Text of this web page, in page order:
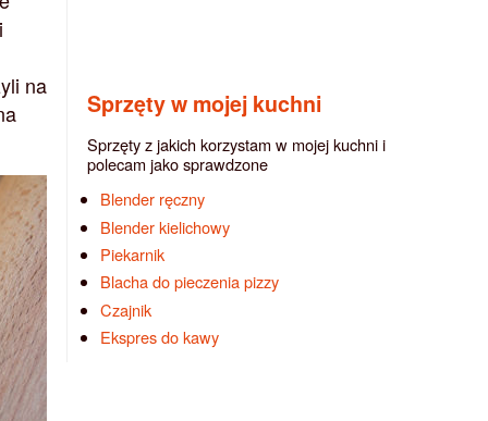
na
Sprzęty w mojej kuchni
Sprzęty z jakich korzystam w mojej kuchni i
polecam jako sprawdzone
Blender ręczny
Blender kielichowy
Piekarnik
Blacha do pieczenia pizzy
Czajnik
Ekspres do kawy